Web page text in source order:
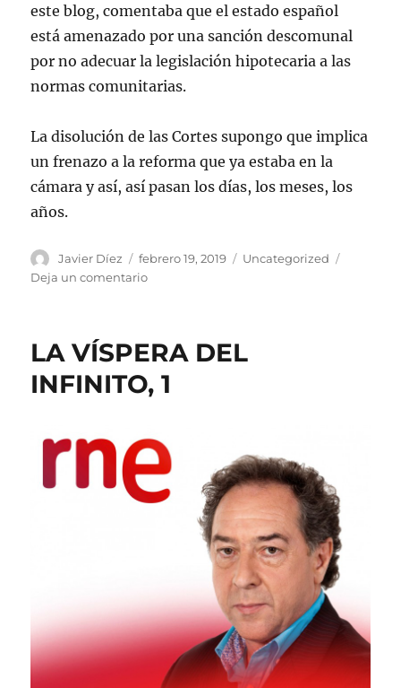
este blog, comentaba que el estado español
está amenazado por una sanción descomunal
por no adecuar la legislación hipotecaria a las
normas comunitarias.
La disolución de las Cortes supongo que implica
un frenazo a la reforma que ya estaba en la
cámara y así, así pasan los días, los meses, los
años.
Autor
Javier Díez
Publicado
el
febrero 19, 2019 Categorías
Uncategorized
Deja un comentarioen
LA VÍSPERA DEL
INFINITO, 1